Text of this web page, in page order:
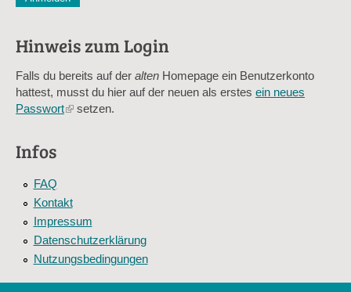
Diese Sicherheitsfrage überprüft, ob Sie ein menschlicher
Sag mir nicht, wie viele Sternlein stehen
Hinweis zum Login
Falls du bereits auf der alten Homepage ein Benutzerkonto
hattest, musst du hier auf der neuen als erstes ein neues
Passwort(linksetzen.
Infos
FAQ
Kontakt
Impressum
Datenschutzerklärung
Nutzungsbedingungen